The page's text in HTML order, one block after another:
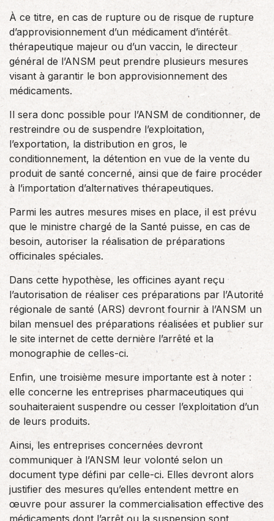
À ce titre, en cas de rupture ou de risque de rupture
d’approvisionnement d’un médicament d’intérêt
thérapeutique majeur ou d’un vaccin, le directeur
général de l’ANSM peut prendre plusieurs mesures
visant à garantir le bon approvisionnement des
médicaments.
Il sera donc possible pour l’ANSM de conditionner, de
restreindre ou de suspendre l’exploitation,
l’exportation, la distribution en gros, le
conditionnement, la détention en vue de la vente du
produit de santé concerné, ainsi que de faire procéder
à l’importation d’alternatives thérapeutiques.
Parmi les autres mesures mises en place, il est prévu
que le ministre chargé de la Santé puisse, en cas de
besoin, autoriser la réalisation de préparations
officinales spéciales.
Dans cette hypothèse, les officines ayant reçu
l’autorisation de réaliser ces préparations par l’Autorité
régionale de santé (ARS) devront fournir à l’ANSM un
bilan mensuel des préparations réalisées et publier sur
le site internet de cette dernière l’arrêté et la
monographie de celles-ci.
Enfin, une troisième mesure importante est à noter :
elle concerne les entreprises pharmaceutiques qui
souhaiteraient suspendre ou cesser l’exploitation d’un
de leurs produits.
Ainsi, les entreprises concernées devront
communiquer à l’ANSM leur volonté selon un
document type défini par celle-ci. Elles devront alors
justifier des mesures qu’elles entendent mettre en
œuvre pour assurer la commercialisation effective des
médicaments dont l’arrêt ou la suspension sont